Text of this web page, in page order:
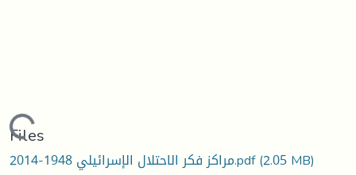
Loading...
Files
مراكز فكر الاحتلال الإسرائيلي 1948-2014.pdf(2.05 MB)